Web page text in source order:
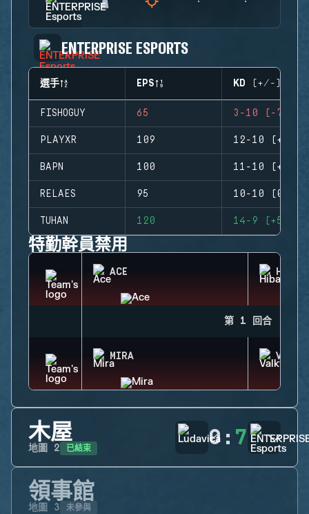
ENTERPRISE ESPORTS
選手 EPS KD (+/-)
FISHOGUY 65 3-10 (-7)
PLAYXR 109 12-10 (+2)
BAPN 100 11-10 (+1)
RELAES 95 10-10 (0)
TUHAN 120 14-9 (+5)
特勤幹員禁用
ACE
第 1 回合
MIRA
木屋
地圖 2 已結束 0 : 7
領事館
地圖 3 未參與